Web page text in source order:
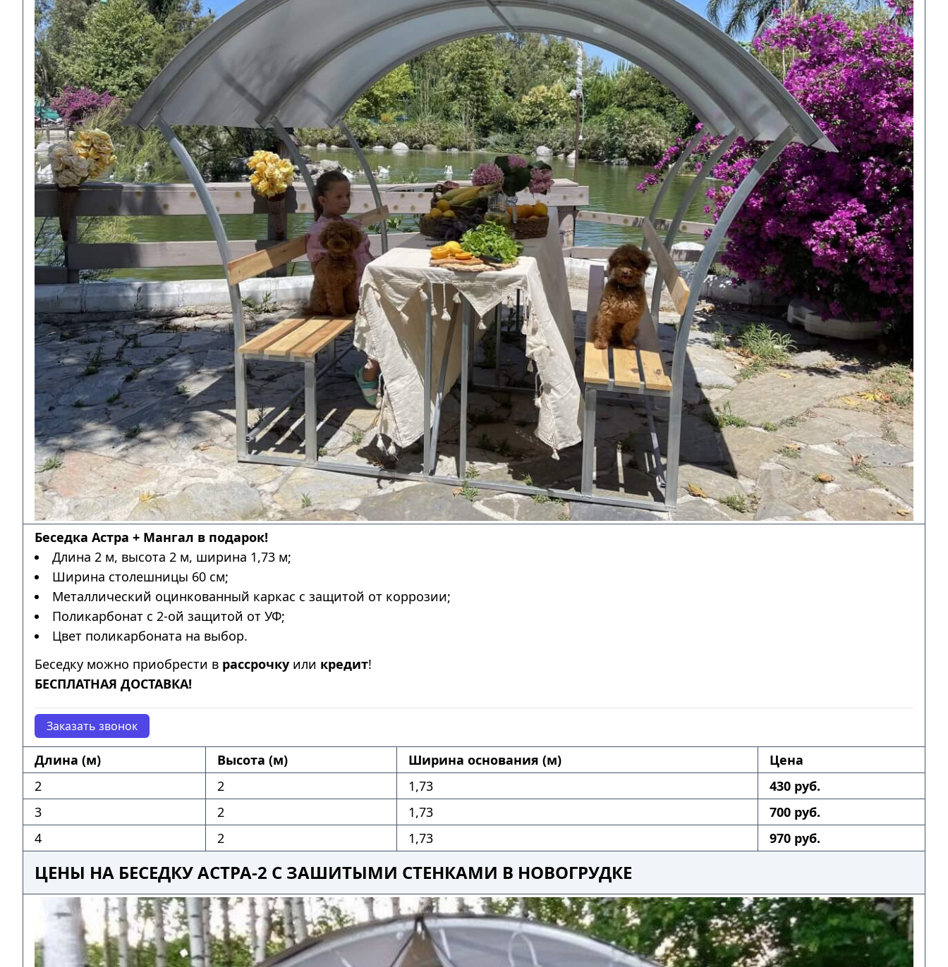
Беседка Астра + Мангал в подарок!
Длина 2 м, высота 2 м, ширина 1,73 м;
Ширина столешницы 60 см;
Металлический оцинкованный каркас с защитой от коррозии;
Поликарбонат с 2-ой защитой от УФ;
Цвет поликарбоната на выбор.
Беседку можно приобрести в рассрочку или кредит!
БЕСПЛАТНАЯ ДОСТАВКА!
Заказать звонок
Длина (м) Высота (м) Ширина основания (м)
Цена
2
2 1,73
430 руб.
3
2 1,73
700 руб.
4
2 1,73 970 руб.
ЦЕНЫ НА БЕСЕДКУ АСТРА-2 С ЗАШИТЫМИ СТЕНКАМИ В НОВОГРУДКЕ